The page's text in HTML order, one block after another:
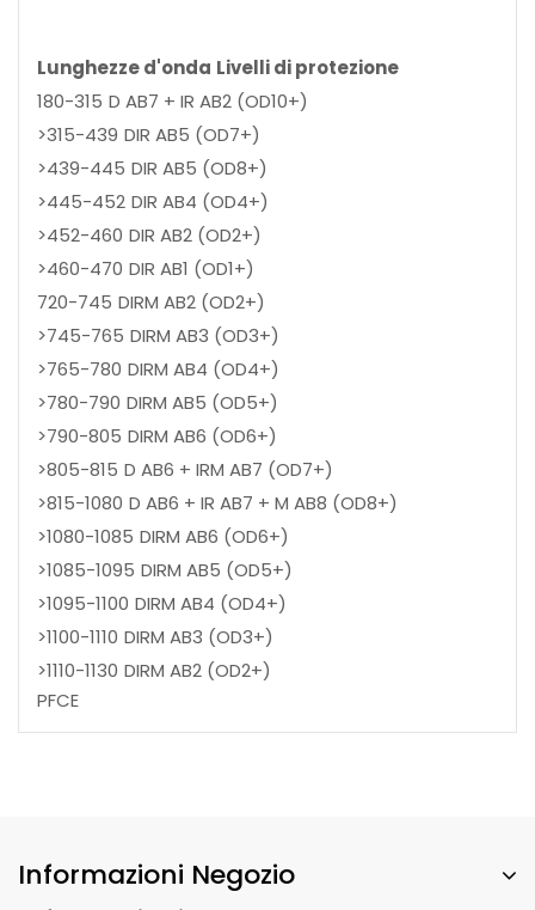
Lunghezze d'onda Livelli di protezione
180-315 D AB7 + IR AB2 (OD10+)
>315-439 DIR AB5 (OD7+)
>439-445 DIR AB5 (OD8+)
>445-452 DIR AB4 (OD4+)
>452-460 DIR AB2 (OD2+)
>460-470 DIR AB1 (OD1+)
720-745 DIRM AB2 (OD2+)
>745-765 DIRM AB3 (OD3+)
>765-780 DIRM AB4 (OD4+)
>780-790 DIRM AB5 (OD5+)
>790-805 DIRM AB6 (OD6+)
>805-815 D AB6 + IRM AB7 (OD7+)
>815-1080 D AB6 + IR AB7 + M AB8 (OD8+)
>1080-1085 DIRM AB6 (OD6+)
>1085-1095 DIRM AB5 (OD5+)
>1095-1100 DIRM AB4 (OD4+)
>1100-1110 DIRM AB3 (OD3+)
>1110-1130 DIRM AB2 (OD2+)
PFCE
Informazioni Negozio